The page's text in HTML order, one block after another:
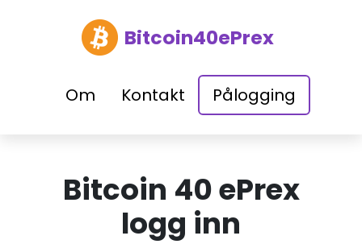
Bitcoin40ePrex
Om Kontakt Pålogging
Bitcoin 40 ePrex
logg inn